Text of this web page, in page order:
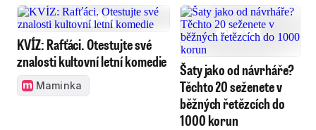
KVÍZ: Rafťáci. Otestujte své
znalosti kultovní letní komedie
Maminka
Šaty jako od návrháře?
Těchto 20 seženete v
běžných řetězcích do
1000 korun